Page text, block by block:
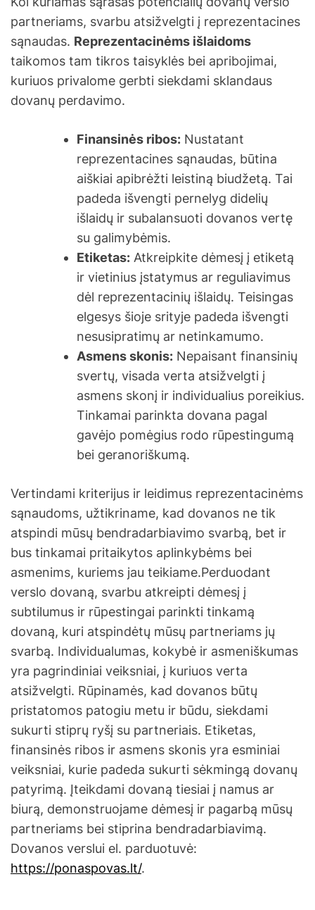
partneriams, svarbu atsižvelgti į reprezentacines
sąnaudas. Reprezentacinėms išlaidoms
taikomos tam tikros taisyklės bei apribojimai,
kuriuos privalome gerbti siekdami sklandaus
dovanų perdavimo.
Finansinės ribos: Nustatant
reprezentacines sąnaudas, būtina
aiškiai apibrėžti leistiną biudžetą. Tai
padeda išvengti pernelyg didelių
išlaidų ir subalansuoti dovanos vertę
su galimybėmis.
Etiketas: Atkreipkite dėmesį į etiketą
ir vietinius įstatymus ar reguliavimus
dėl reprezentacinių išlaidų. Teisingas
elgesys šioje srityje padeda išvengti
nesusipratimų ar netinkamumo.
Asmens skonis: Nepaisant finansinių
svertų, visada verta atsižvelgti į
asmens skonį ir individualius poreikius.
Tinkamai parinkta dovana pagal
gavėjo pomėgius rodo rūpestingumą
bei geranoriškumą.
Vertindami kriterijus ir leidimus reprezentacinėms
sąnaudoms, užtikriname, kad dovanos ne tik
atspindi mūsų bendradarbiavimo svarbą, bet ir
bus tinkamai pritaikytos aplinkybėms bei
asmenims, kuriems jau teikiame.Perduodant
verslo dovaną, svarbu atkreipti dėmesį į
subtilumus ir rūpestingai parinkti tinkamą
dovaną, kuri atspindėtų mūsų partneriams jų
svarbą. Individualumas, kokybė ir asmeniškumas
yra pagrindiniai veiksniai, į kuriuos verta
atsižvelgti. Rūpinamės, kad dovanos būtų
pristatomos patogiu metu ir būdu, siekdami
sukurti stiprų ryšį su partneriais. Etiketas,
finansinės ribos ir asmens skonis yra esminiai
veiksniai, kurie padeda sukurti sėkmingą dovanų
patyrimą. Įteikdami dovaną tiesiai į namus ar
biurą, demonstruojame dėmesį ir pagarbą mūsų
partneriams bei stiprina bendradarbiavimą.
Dovanos verslui el. parduotuvė:
https://ponaspovas.lt/.